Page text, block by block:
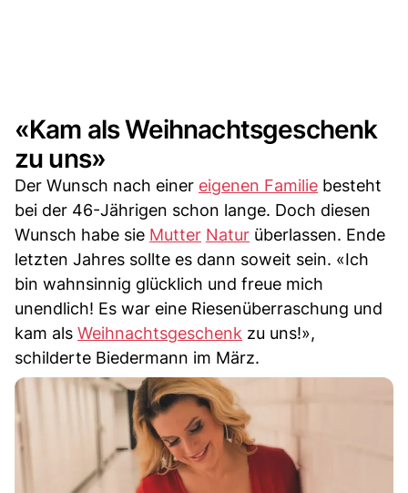
«Kam als Weihnachtsgeschenk
zu uns»
Der Wunsch nach einer eigenen Familie besteht
bei der 46-Jährigen schon lange. Doch diesen
Wunsch habe sie Mutter Natur überlassen. Ende
letzten Jahres sollte es dann soweit sein. «Ich
bin wahnsinnig glücklich und freue mich
unendlich! Es war eine Riesenüberraschung und
kam als Weihnachtsgeschenk zu uns!»,
schilderte Biedermann im März.